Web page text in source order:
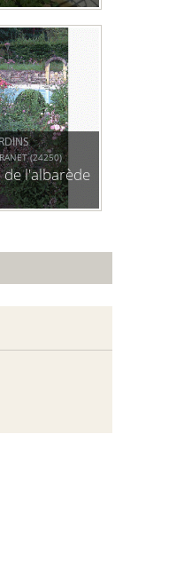
(24250)
de l'albarède